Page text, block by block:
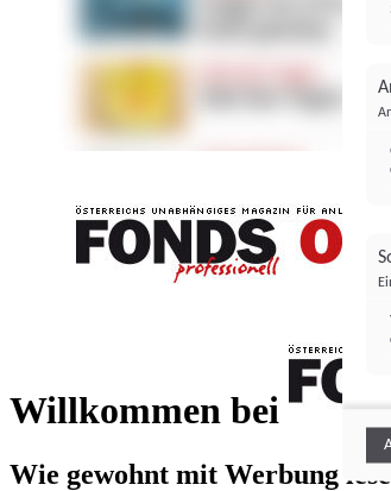
Willkommen bei
Wie gewohnt mit Werbung